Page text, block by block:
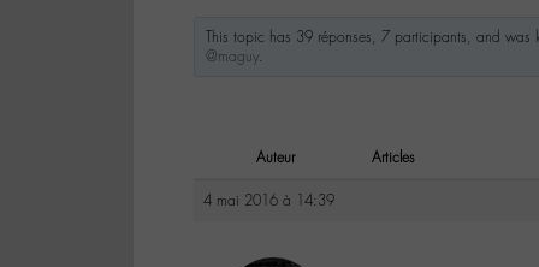
This topic has 39 réponses, 7 participants, and was
@maguy.
Auteur Articles
4 mai 2016 à 14:39